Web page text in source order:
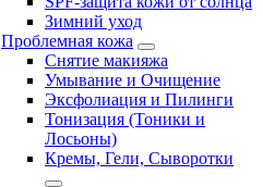
Зимний уход
Проблемная кожа
Снятие макияжа
Умывание и Очищение
Эксфолиация и Пилинги
Тонизация (Тоники и
Лосьоны)
Кремы, Гели, Сыворотки